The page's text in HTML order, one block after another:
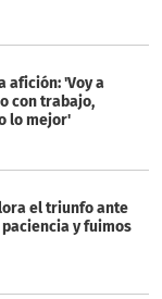
afición: 'Voy a
con trabajo,
lo mejor'
el triunfo ante
y fuimos